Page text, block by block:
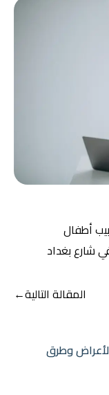
أطفال
شارع بغداد
المقالة التالية←
وطرق